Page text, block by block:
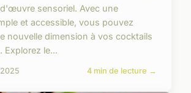
sensoriel. Avec une
et accessible, vous pouvez
nouvelle dimension à vos cocktails
Explorez le...
4 min de lecture →